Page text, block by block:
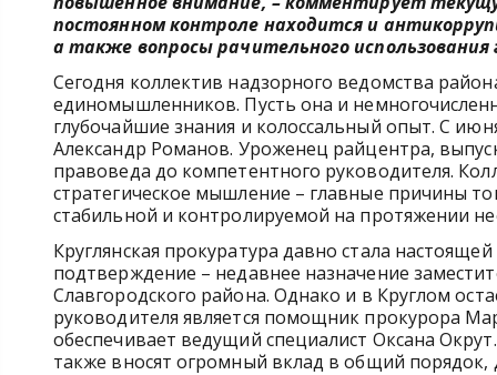
постоянном контроле находится и
а также вопросы рачительного
Сегодня коллектив надзорного ведомства
единомышленников. Пусть она и
глубочайшие знания и колоссальный опыт. С
Александр Романов. Уроженец райцентра,
правоведа до компетентного руководителя.
стратегическое мышление – главные причины
стабильной и контролируемой на протяжении
Круглянская прокуратура давно стала
подтверждение – недавнее назначение
Славгородского района. Однако и в Круглом
руководителя является помощник прокурора
обеспечивает ведущий специалист Оксана
также вносят огромный вклад в общий порядок,